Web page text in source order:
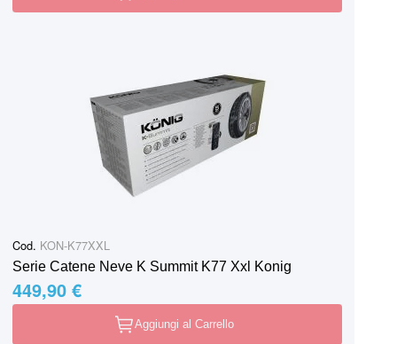
Cod. KON-K77XXL
Serie Catene Neve K Summit K77 Xxl Konig
449,90 €
Aggiungi al Carrello